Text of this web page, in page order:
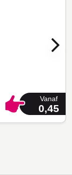
Vanaf
0,45